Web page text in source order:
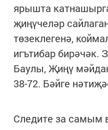
ярышта
җиңүчеләр
төзеклегенә,
игътибар бирәчәк.
Баулы, Җиңү
38-72. Бәйге
Следите за самым